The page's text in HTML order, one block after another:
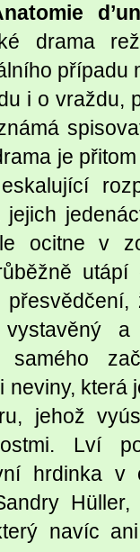
d
drama
případu
i o vraždu,
je
ocitne v
vystavěný
neviny, která
jehož
Lví
hrdinka v
navíc